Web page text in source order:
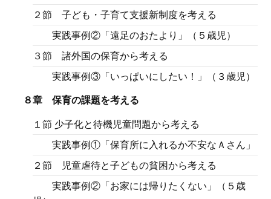
２節 子ども・子育て支援新制度を考える
実践事例②「遠足のおたより」（５歳児）
３節 諸外国の保育から考える
実践事例③「いっぱいにしたい！」（３歳児）
８章 保育の課題を考える
１節 少子化と待機児童問題から考える
実践事例①「保育所に入れるか不安なＡさん」
２節 児童虐待と子どもの貧困から考える
実践事例②「お家には帰りたくない」（５歳